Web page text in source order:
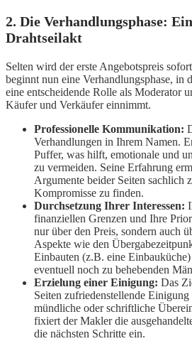
2. Die Verhandlungsphase:
Drahtseilakt
Selten wird der erste Angebotspreis
beginnt nun eine Verhandlungsphase, in
eine entscheidende Rolle als Moderator
Käufer und Verkäufer einnimmt.
Professionelle Kommunikation:
Verhandlungen in Ihrem Namen.
Puffer, was hilft, emotionale und
zu vermeiden. Seine Erfahrung
Argumente beider Seiten sachlich
Kompromisse zu finden.
Durchsetzung Ihrer Interessen:
finanziellen Grenzen und Ihre
nur über den Preis, sondern auch
Aspekte wie den
Einbauten (z.B. eine
eventuell noch zu behebenden
Erzielung einer Einigung: Das
Seiten zufriedenstellende
mündliche oder schriftliche
fixiert der Makler die
die nächsten Schritte ein.